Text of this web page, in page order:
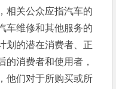
相关公众应指汽车的
车维修和其他服务的
划的潜在消费者、正
的消费者和使用者，
他们对于所购买或所